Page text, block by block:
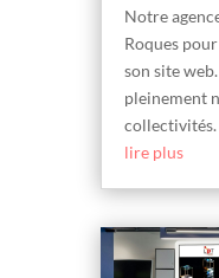
Notre
Roques
son site
pleinement
collectivités.
lire plus